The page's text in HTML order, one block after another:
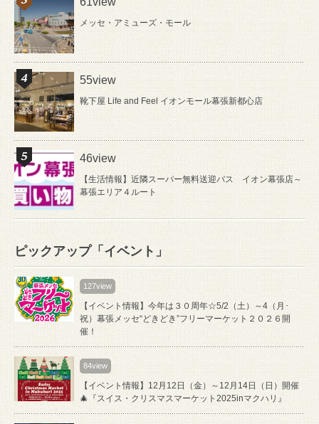
メッセ・アミューズ・モール
55view
靴下屋 Life and Feel イオンモール幕張新都心店
46view
【生活情報】近隣スーパー無料送迎バス イオン幕張店～
幕張エリア４ルート
ピックアップ「イベント」
127view
【イベント情報】今年は３０周年☆5/2（土）～4（月･
祝）幕張メッセ“どきどき”フリーマーケット２０２６開
催！
84view
【イベント情報】12月12日（金）～12月14日（日）開催
🎄『スイス・クリスマスマーケット2025inマクハリ』